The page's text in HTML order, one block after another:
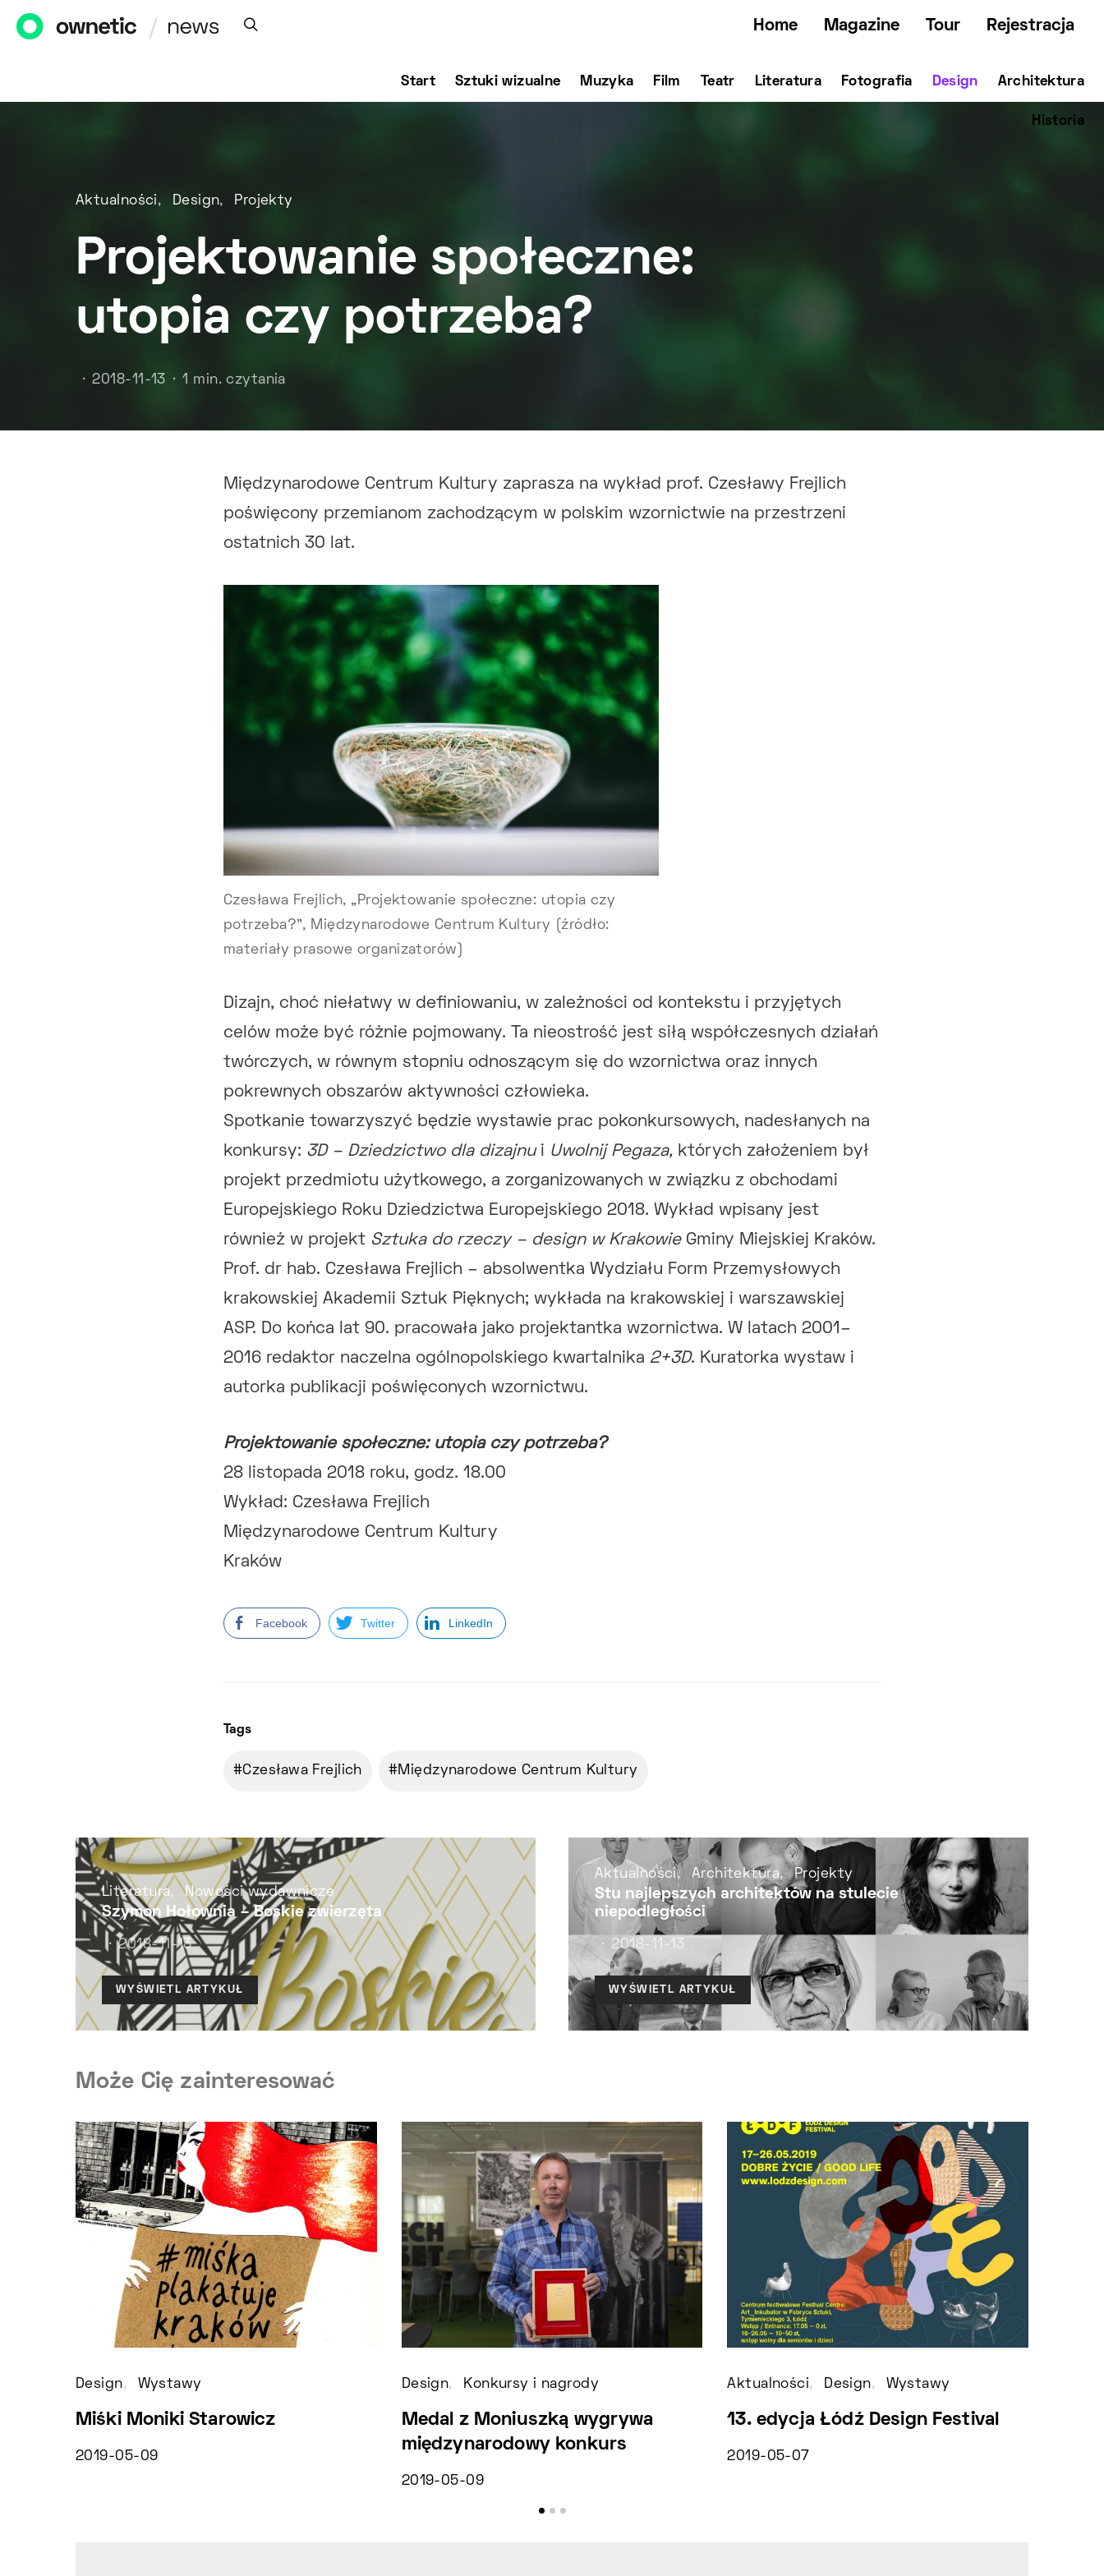
Home Magazine Tour Rejestracja
Start Sztuki wizualne Muzyka Film Teatr Literatura Fotografia Design Architektura
Historia
Aktualności Design Projekty
Projektowanie społeczne:
utopia czy potrzeba?
2018-11-13 1 min. czytania
Międzynarodowe Centrum Kultury zaprasza na wykład prof. Czesławy Frejlich
poświęcony przemianom zachodzącym w polskim wzornictwie na przestrzeni
ostatnich 30 lat.
Czesława Frejlich, „Projektowanie społeczne: utopia czy
potrzeba?”, Międzynarodowe Centrum Kultury (źródło:
materiały prasowe organizatorów)
Dizajn, choć niełatwy w definiowaniu, w zależności od kontekstu i przyjętych
celów może być różnie pojmowany. Ta nieostrość jest siłą współczesnych działań
twórczych, w równym stopniu odnoszącym się do wzornictwa oraz innych
pokrewnych obszarów aktywności człowieka.
Spotkanie towarzyszyć będzie wystawie prac pokonkursowych, nadesłanych na
konkursy: 3D – Dziedzictwo dla dizajnui Uwolnij Pegaza, których założeniem był
projekt przedmiotu użytkowego, a zorganizowanych w związku z obchodami
Europejskiego Roku Dziedzictwa Europejskiego 2018. Wykład wpisany jest
również w projekt Sztuka do rzeczy – design w KrakowieGminy Miejskiej Kraków.
Prof. dr hab. Czesława Frejlich – absolwentka Wydziału Form Przemysłowych
krakowskiej Akademii Sztuk Pięknych; wykłada na krakowskiej i warszawskiej
ASP. Do końca lat 90. pracowała jako projektantka wzornictwa. W latach 2001–
2016 redaktor naczelna ogólnopolskiego kwartalnika 2+3D. Kuratorka wystaw i
autorka publikacji poświęconych wzornictwu.
Projektowanie społeczne: utopia czy potrzeba?
28 listopada 2018 roku, godz. 18.00
Wykład: Czesława Frejlich
Międzynarodowe Centrum Kultury
Kraków
Facebook Twitter LinkedIn
Tags
Czesława Frejlich Międzynarodowe Centrum Kultury
Literatura Nowości wydawnicze
Szymon Hołownia – Boskie zwierzęta
2018-11-13
WYŚWIETL ARTYKUŁ
Aktualności Architektura Projekty
Stu najlepszych architektów na stulecie
niepodległości
2018-11-13
WYŚWIETL ARTYKUŁ
Może Cię zainteresować
Design Wystawy
Miśki Moniki Starowicz
2019-05-09
Design Konkursy i nagrody
Medal z Moniuszką wygrywa
międzynarodowy konkurs
2019-05-09
Aktualności Design Wystawy
13. edycja Łódź Design Festival
2019-05-07